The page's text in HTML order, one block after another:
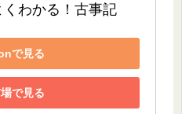
わかる！古事記
で見る
で見る